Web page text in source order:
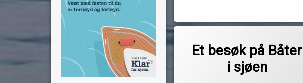
Et besøk på Båter
i sjøen